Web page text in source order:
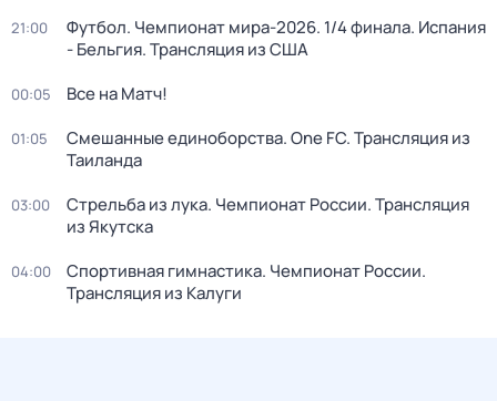
21:00
Футбол. Чемпионат мира-2026. 1/4 финала. Испания
- Бельгия. Трансляция из США
00:05 Все на Матч!
01:05
Смешанные единоборства. One FC. Трансляция из
Таиланда
03:00
Стрельба из лука. Чемпионат России. Трансляция
из Якутска
04:00
Спортивная гимнастика. Чемпионат России.
Трансляция из Калуги